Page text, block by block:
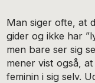
Man siger ofte, at
gider og ikke har
men bare ser sig
mener vist også,
feminin i sig selv.